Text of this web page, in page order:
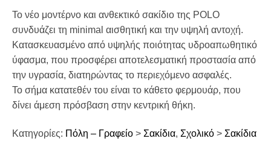
Το νέο μοντέρνο και ανθεκτικό σακίδιο της POLO
συνδυάζει τη minimal αισθητική και την υψηλή αντοχή.
Κατασκευασμένο από υψηλής ποιότητας υδροαπωθητικό
ύφασμα, που προσφέρει αποτελεσματική προστασία από
την υγρασία, διατηρώντας το περιεχόμενο ασφαλές.
Το σήμα κατατεθέν του είναι το κάθετο φερμουάρ, που
δίνει άμεση πρόσβαση στην κεντρική θήκη.
Κατηγορίες: Πόλη – Γραφείο > Σακίδια, Σχολικό > Σακίδια